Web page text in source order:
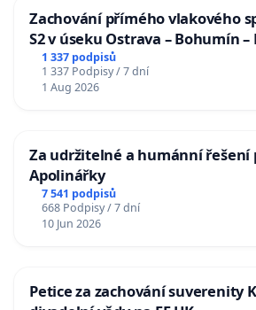
Zachování přímého vlakového
S2 v úseku Ostrava – Bohumín
u Jablunkova
1 337 podpisů
1 337 Podpisy / 7 dní
1 Aug 2026
Za udržitelné a humánní řešení
Apolinářky
7 541 podpisů
668 Podpisy / 7 dní
10 Jun 2026
Petice za zachování suverenity